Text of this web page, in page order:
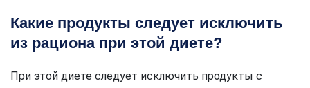
Какие продукты следует исключить
из рациона при этой диете?
При этой диете следует исключить продукты с